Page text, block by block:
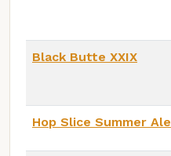
Black Butte XXIX
Hop Slice Summer Ale